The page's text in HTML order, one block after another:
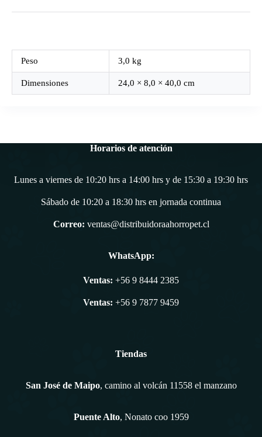
Peso 3,0 kg
Dimensiones 24,0 × 8,0 × 40,0 cm
Horarios de atención
Lunes a viernes de 10:20 hrs a 14:00 hrs y de 15:30 a 19:30 hrs
Sábado de 10:20 a 18:30 hrs en jornada continua
Correo: ventas@distribuidoraahorropet.cl
WhatsApp:
Ventas: +56 9 8444 2385
Ventas: +56 9 7877 9459
Tiendas
San José de Maipo, camino al volcán 11558 el manzano
Puente Alto, Nonato coo 1959